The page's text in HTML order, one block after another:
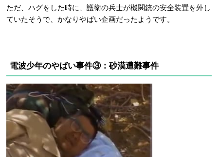
ただ、ハグをした時に、護衛の兵士が機関銃の安全装置を外し
ていたそうで、かなりやばい企画だったようです。
電波少年のやばい事件③：砂漠遭難事件